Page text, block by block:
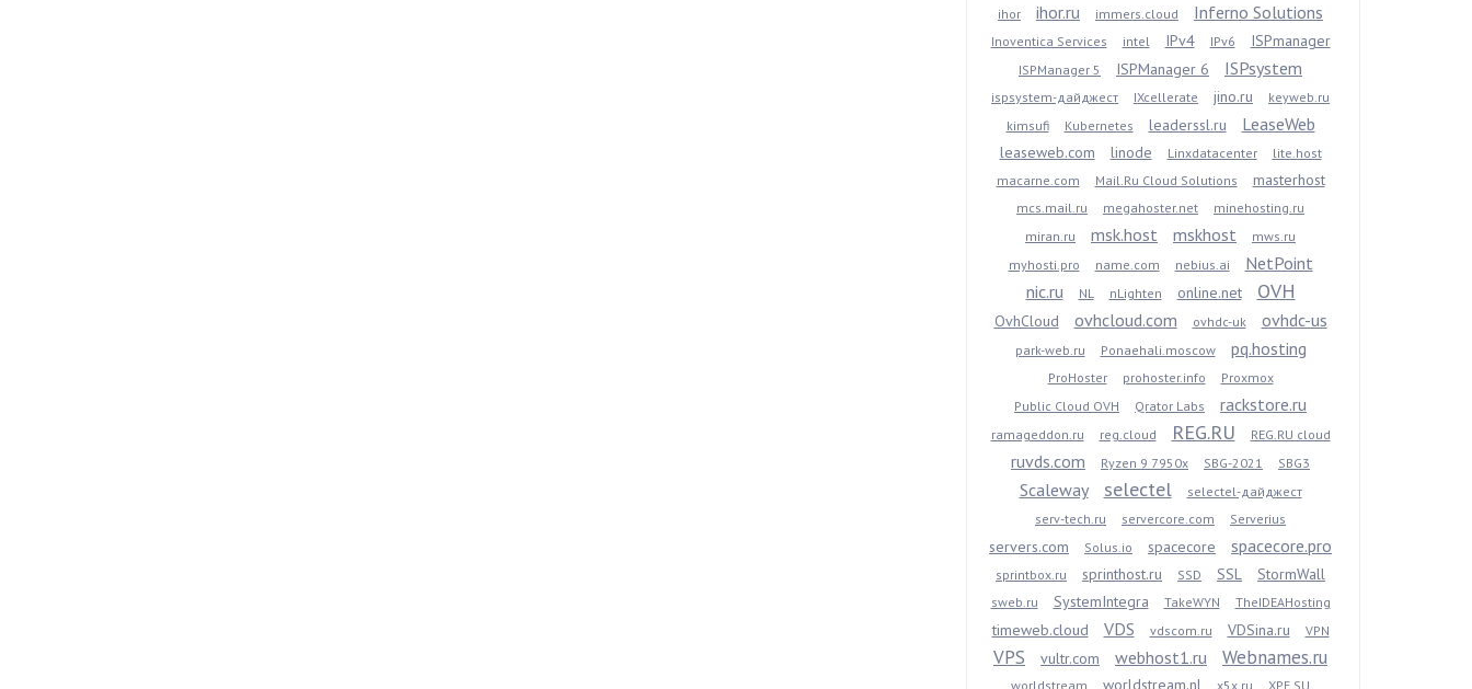
ihor ihor.ru immers.cloud Inferno Solutions
Inoventica Services intel IPv4 IPv6 ISPmanager
ISPManager 5 ISPManager 6 ISPsystem
ispsystem-дайджест IXcellerate jino.ru
keyweb.ru
kimsufi
Kubernetes leaderssl.ru LeaseWeb
leaseweb.com linode Linxdatacenter
lite.host
macarne.com
Mail.Ru Cloud Solutions masterhost
mcs.mail.ru megahoster.net
minehosting.ru
miran.ru
msk.host mskhost
mws.ru
myhosti.pro
name.com nebius.ai
NetPoint
nic.ru
NL nLighten online.net OVH
OvhCloud ovhcloud.com ovhdc-uk ovhdc-us
park-web.ru Ponaehali.moscow pq.hosting
ProHoster prohoster.info
Proxmox
Public Cloud OVH
Qrator Labs rackstore.ru
ramageddon.ru reg.cloud REG.RU REG.RU cloud
ruvds.com Ryzen 9 7950x SBG-2021 SBG3
Scaleway selectel
selectel-дайджест
serv-tech.ru
servercore.com Serverius
servers.com Solus.io spacecore spacecore.pro
sprintbox.ru sprinthost.ru SSD SSL StormWall
sweb.ru SystemIntegra TakeWYN TheIDEAHosting
timeweb.cloud VDS vdscom.ru VDSina.ru VPN
VPS vultr.com webhost1.ru Webnames.ru
worldstream worldstream.nl x5x.ru XPE.SU